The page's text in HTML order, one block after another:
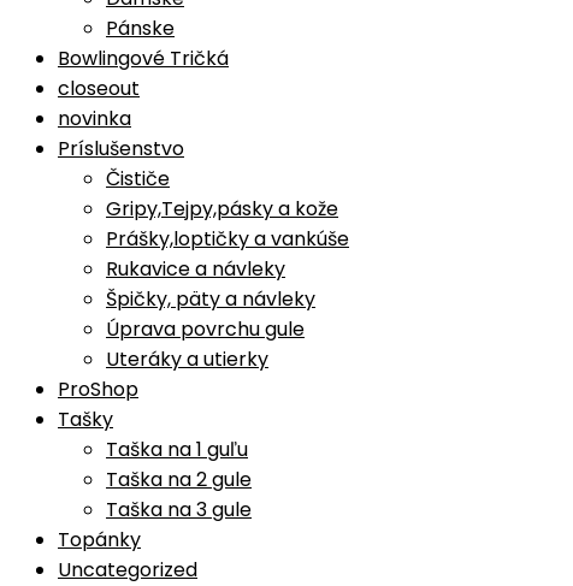
Pánske
Bowlingové Tričká
closeout
novinka
Príslušenstvo
Čističe
Gripy,Tejpy,pásky a kože
Prášky,loptičky a vankúše
Rukavice a návleky
Špičky, päty a návleky
Úprava povrchu gule
Uteráky a utierky
ProShop
Tašky
Taška na 1 guľu
Taška na 2 gule
Taška na 3 gule
Topánky
Uncategorized